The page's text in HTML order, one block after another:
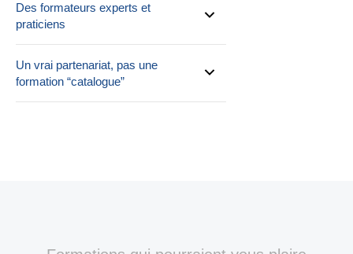
Des formateurs experts et
praticiens
Un vrai partenariat, pas une
formation “catalogue”